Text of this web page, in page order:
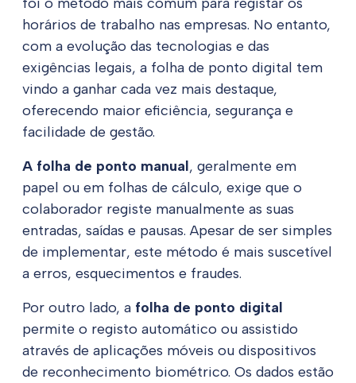
horários de trabalho nas empresas. No entanto,
com a evolução das tecnologias e das
exigências legais, a folha de ponto digital tem
vindo a ganhar cada vez mais destaque,
oferecendo maior eficiência, segurança e
facilidade de gestão.
A folha de ponto manual, geralmente em
papel ou em folhas de cálculo, exige que o
colaborador registe manualmente as suas
entradas, saídas e pausas. Apesar de ser simples
de implementar, este método é mais suscetível
a erros, esquecimentos e fraudes.
Por outro lado, a folha de ponto digital
permite o registo automático ou assistido
através de aplicações móveis ou dispositivos
de reconhecimento biométrico. Os dados estão